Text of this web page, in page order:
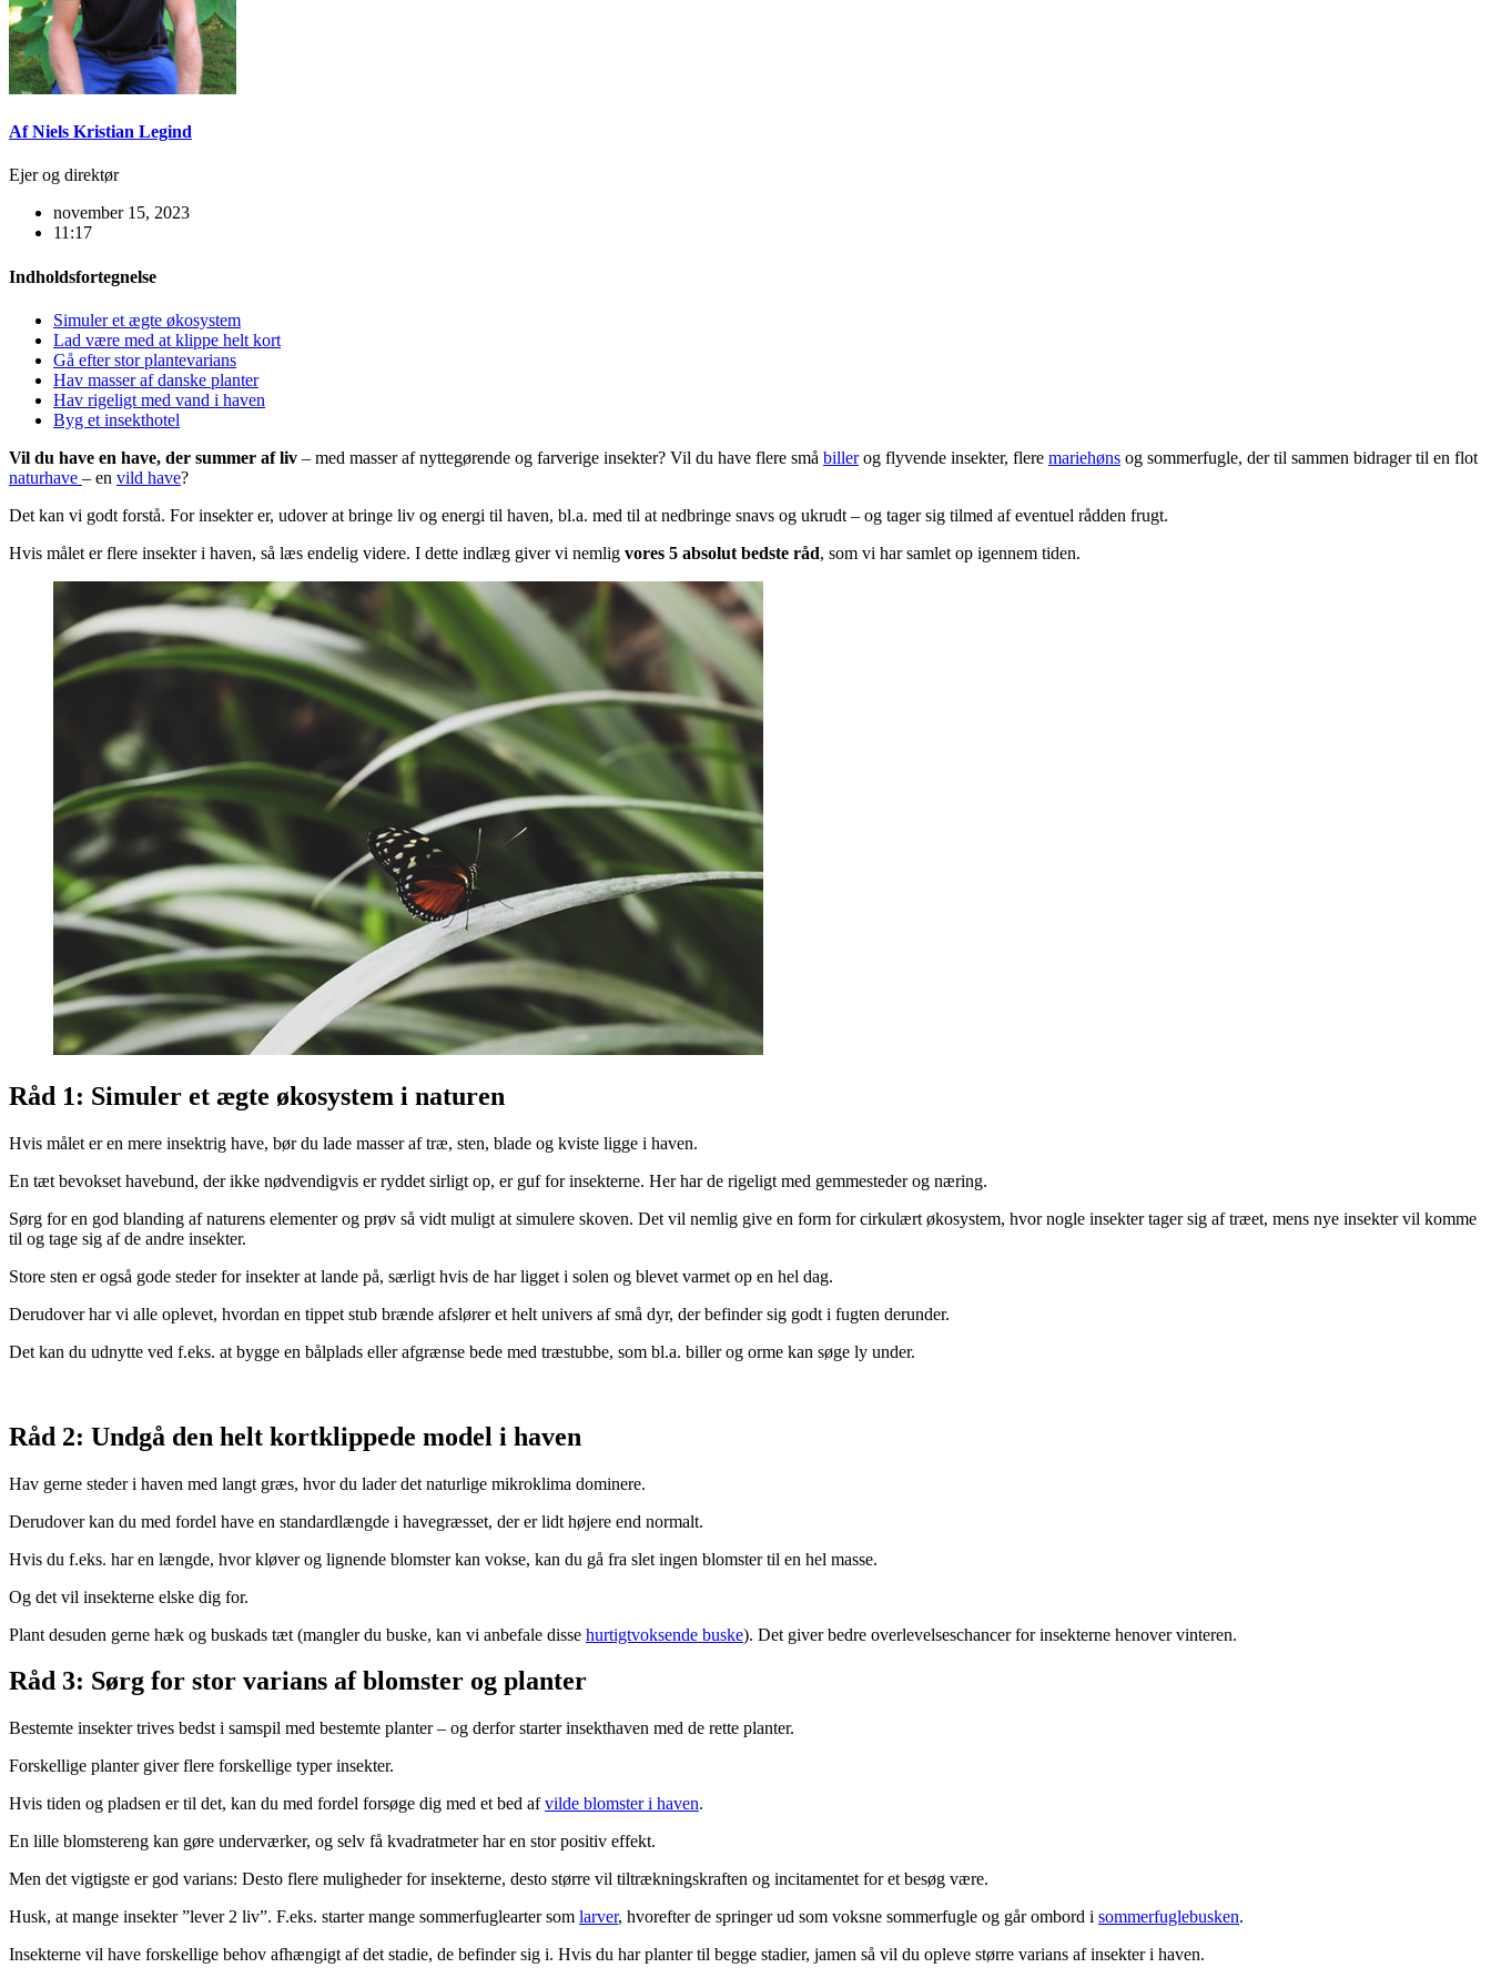
Af Niels Kristian Legind
Ejer og direktør
november 15, 2023
11:17
Indholdsfortegnelse
Simuler et ægte økosystem
Lad være med at klippe helt kort
Gå efter stor plantevarians
Hav masser af danske planter
Hav rigeligt med vand i haven
Byg et insekthotel
Vil du have en have, der summer af liv – med masser af nyttegørende og farverige insekter? Vil du have flere små billerog flyvende insekter, flere mariehøns og sommerfugle, der til sammen bidrager til en flot
naturhave – en vild have?
Det kan vi godt forstå. For insekter er, udover at bringe liv og energi til haven, bl.a. med til at nedbringe snavs og ukrudt – og tager sig tilmed af eventuel rådden frugt.
Hvis målet er flere insekter i haven, så læs endelig videre. I dette indlæg giver vi nemlig vores 5 absolut bedste råd, som vi har samlet op igennem tiden.
Råd 1: Simuler et ægte økosystem i naturen
Hvis målet er en mere insektrig have, bør du lade masser af træ, sten, blade og kviste ligge i haven.
En tæt bevokset havebund, der ikke nødvendigvis er ryddet sirligt op, er guf for insekterne. Her har de rigeligt med gemmesteder og næring.
Sørg for en god blanding af naturens elementer og prøv så vidt muligt at simulere skoven. Det vil nemlig give en form for cirkulært økosystem, hvor nogle insekter tager sig af træet, mens nye insekter vil komme
til og tage sig af de andre insekter.
Store sten er også gode steder for insekter at lande på, særligt hvis de har ligget i solen og blevet varmet op en hel dag.
Derudover har vi alle oplevet, hvordan en tippet stub brænde afslører et helt univers af små dyr, der befinder sig godt i fugten derunder.
Det kan du udnytte ved f.eks. at bygge en bålplads eller afgrænse bede med træstubbe, som bl.a. biller og orme kan søge ly under.
Råd 2: Undgå den helt kortklippede model i haven
Hav gerne steder i haven med langt græs, hvor du lader det naturlige mikroklima dominere.
Derudover kan du med fordel have en standardlængde i havegræsset, der er lidt højere end normalt.
Hvis du f.eks. har en længde, hvor kløver og lignende blomster kan vokse, kan du gå fra slet ingen blomster til en hel masse.
Og det vil insekterne elske dig for.
Plant desuden gerne hæk og buskads tæt (mangler du buske, kan vi anbefale disse hurtigtvoksende buske). Det giver bedre overlevelseschancer for insekterne henover vinteren.
Råd 3: Sørg for stor varians af blomster og planter
Bestemte insekter trives bedst i samspil med bestemte planter – og derfor starter insekthaven med de rette planter.
Forskellige planter giver flere forskellige typer insekter.
Hvis tiden og pladsen er til det, kan du med fordel forsøge dig med et bed afvilde blomster i haven.
En lille blomstereng kan gøre underværker, og selv få kvadratmeter har en stor positiv effekt.
Men det vigtigste er god varians: Desto flere muligheder for insekterne, desto større vil tiltrækningskraften og incitamentet for et besøg være.
Husk, at mange insekter ”lever 2 liv”. F.eks. starter mange sommerfuglearter som larver, hvorefter de springer ud som voksne sommerfugle og går ombord i sommerfuglebusken.
Insekterne vil have forskellige behov afhængigt af det stadie, de befinder sig i. Hvis du har planter til begge stadier, jamen så vil du opleve større varians af insekter i haven.